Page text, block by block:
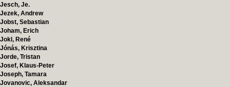
Jesch, Je.
Jezek, Andrew
Jobst, Sebastian
Joham, Erich
Jokl, René
Jónás, Krisztina
Jorde, Tristan
Josef, Klaus-Peter
Joseph, Tamara
Jovanovic, Aleksandar